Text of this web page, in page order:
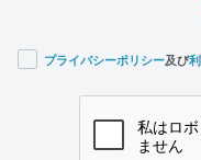
プライバシーポリシー及び